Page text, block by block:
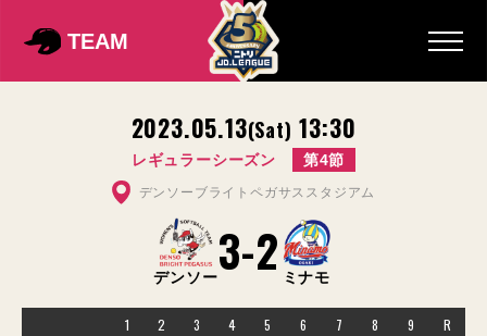
TEAM
2023.05.13(Sat) 13:30
レギュラーシーズン 第4節
デンソーブライトペガサススタジアム
デンソー3-2 ミナモ
1 2 3 4 5 6 7 8 9 R